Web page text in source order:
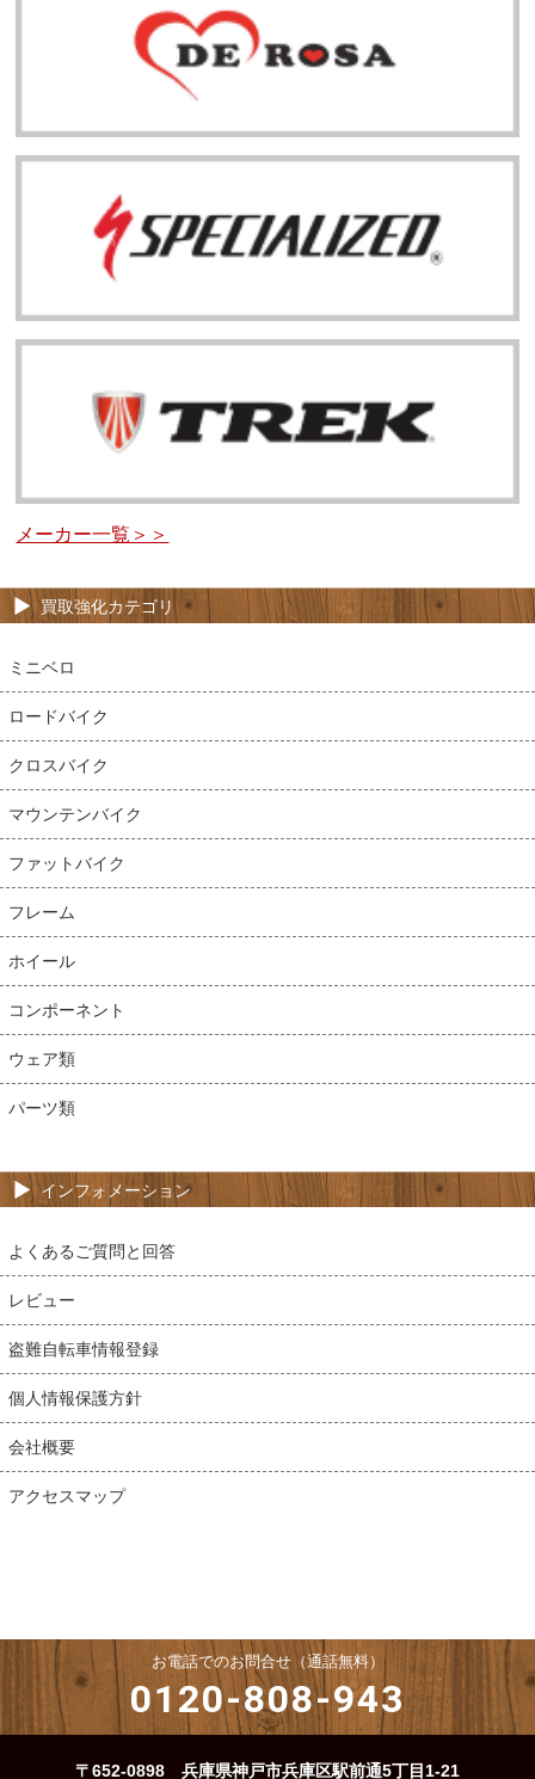
メーカー一覧＞＞
買取強化カテゴリ
ミニベロ
ロードバイク
クロスバイク
マウンテンバイク
ファットバイク
フレーム
ホイール
コンポーネント
ウェア類
パーツ類
インフォメーション
よくあるご質問と回答
レビュー
盗難自転車情報登録
個人情報保護方針
会社概要
アクセスマップ
お電話でのお問合せ（通話無料）
0120-808-943
〒652-0898 兵庫県神戸市兵庫区駅前通5丁目1-21